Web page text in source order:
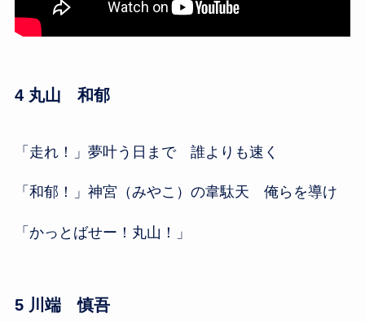
4 丸山 和郁
「走れ！」夢叶う日まで 誰よりも速く
「和郁！」神宮（みやこ）の韋駄天 俺らを導け
「かっとばせー！丸山！」
5 川端 慎吾